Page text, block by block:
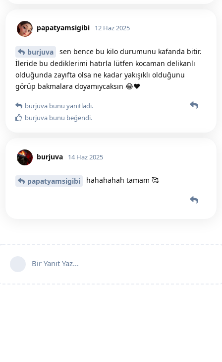
papatyamsigibi 12 Haz 2025
burjuva
sen bence bu kilo durumunu kafanda bitir.
İleride bu dediklerimi hatırla lütfen kocaman delikanlı
olduğunda zayıfta olsa ne kadar yakışıklı olduğunu
görüp bakmalara doyamıycaksın 😂❤️
burjuva bunu yanıtladı.
burjuva bunu beğendi.
burjuva 14 Haz 2025
papatyamsigibi hahahahah tamam 🥰
Bir Yanıt Yaz...